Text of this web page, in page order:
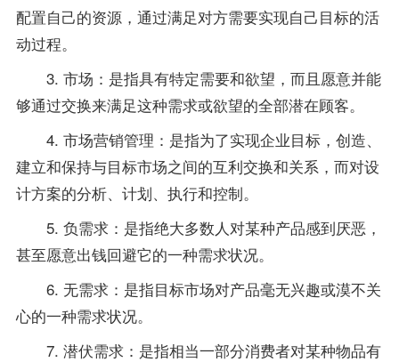
配置自己的资源，通过满足对方需要实现自己目标的活
动过程。
3. 市场：是指具有特定需要和欲望，而且愿意并能
够通过交换来满足这种需求或欲望的全部潜在顾客。
4. 市场营销管理：是指为了实现企业目标，创造、
建立和保持与目标市场之间的互利交换和关系，而对设
计方案的分析、计划、执行和控制。
5. 负需求：是指绝大多数人对某种产品感到厌恶，
甚至愿意出钱回避它的一种需求状况。
6. 无需求：是指目标市场对产品毫无兴趣或漠不关
心的一种需求状况。
7. 潜伏需求：是指相当一部分消费者对某种物品有